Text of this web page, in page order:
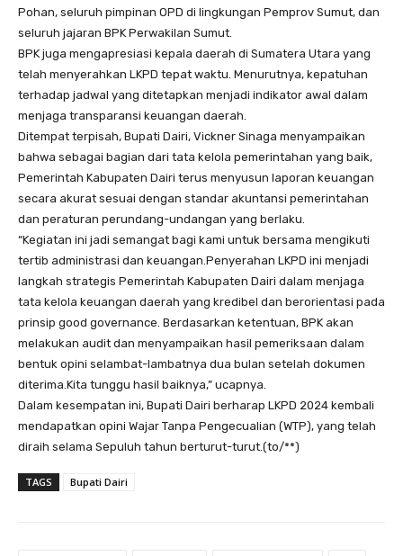
Pohan, seluruh pimpinan OPD di lingkungan Pemprov Sumut, dan
seluruh jajaran BPK Perwakilan Sumut.
BPK juga mengapresiasi kepala daerah di Sumatera Utara yang
telah menyerahkan LKPD tepat waktu. Menurutnya, kepatuhan
terhadap jadwal yang ditetapkan menjadi indikator awal dalam
menjaga transparansi keuangan daerah.
Ditempat terpisah, Bupati Dairi, Vickner Sinaga menyampaikan
bahwa sebagai bagian dari tata kelola pemerintahan yang baik,
Pemerintah Kabupaten Dairi terus menyusun laporan keuangan
secara akurat sesuai dengan standar akuntansi pemerintahan
dan peraturan perundang-undangan yang berlaku.
“Kegiatan ini jadi semangat bagi kami untuk bersama mengikuti
tertib administrasi dan keuangan.Penyerahan LKPD ini menjadi
langkah strategis Pemerintah Kabupaten Dairi dalam menjaga
tata kelola keuangan daerah yang kredibel dan berorientasi pada
prinsip good governance. Berdasarkan ketentuan, BPK akan
melakukan audit dan menyampaikan hasil pemeriksaan dalam
bentuk opini selambat-lambatnya dua bulan setelah dokumen
diterima.Kita tunggu hasil baiknya,” ucapnya.
Dalam kesempatan ini, Bupati Dairi berharap LKPD 2024 kembali
mendapatkan opini Wajar Tanpa Pengecualian (WTP), yang telah
diraih selama Sepuluh tahun berturut-turut.(to/**)
TAGS Bupati Dairi